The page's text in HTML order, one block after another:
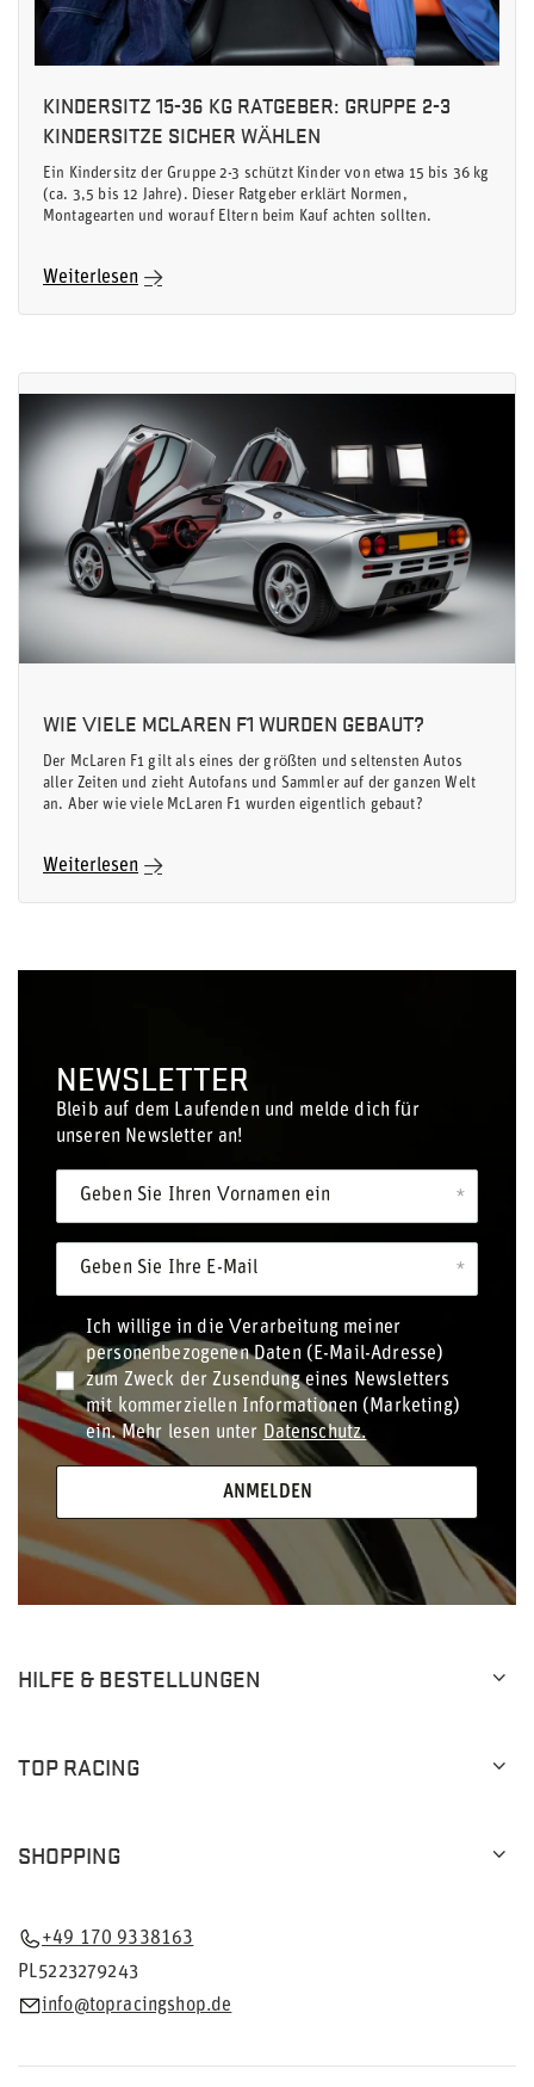
KINDERSITZ 15-36 KG RATGEBER: GRUPPE 2-3
KINDERSITZE SICHER WÄHLEN
Ein Kindersitz der Gruppe 2-3 schützt Kinder von etwa 15 bis 36 kg
(ca. 3,5 bis 12 Jahre). Dieser Ratgeber erklärt Normen,
Montagearten und worauf Eltern beim Kauf achten sollten.
Weiterlesen
WIE VIELE MCLAREN F1 WURDEN GEBAUT?
Der McLaren F1 gilt als eines der größten und seltensten Autos
aller Zeiten und zieht Autofans und Sammler auf der ganzen Welt
an. Aber wie viele McLaren F1 wurden eigentlich gebaut?
Weiterlesen
NEWSLETTER
Bleib auf dem Laufenden und melde dich für
unseren Newsletter an!
Geben Sie Ihren Vornamen ein
Geben Sie Ihre E-Mail
Ich willige in die Verarbeitung meiner
personenbezogenen Daten (E-Mail-Adresse)
zum Zweck der Zusendung eines Newsletters
mit kommerziellen Informationen (Marketing)
ein. Mehr lesen unter Datenschutz.
ANMELDEN
HILFE & BESTELLUNGEN
TOP RACING
SHOPPING
+49 170 9338163
PL5223279243
info@topracingshop.de